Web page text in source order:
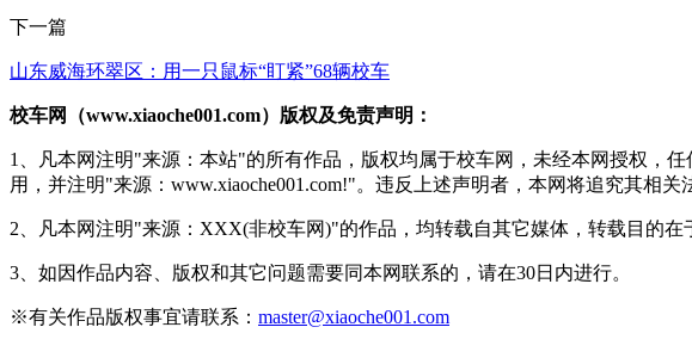
下一篇
山东威海环翠区：用一只鼠标“盯紧”68辆校车
校车网（www.xiaoche001.com）版权及免责声明：
1、凡本网注明"来源：本站"的所有作品，版权均属于校车网，未经本网授权，
用，并注明"来源：www.xiaoche001.com!"。违反上述声明者，本网将追究其相关
2、凡本网注明"来源：XXX(非校车网)"的作品，均转载自其它媒体，转载目的
3、如因作品内容、版权和其它问题需要同本网联系的，请在30日内进行。
※有关作品版权事宜请联系： master@xiaoche001.com